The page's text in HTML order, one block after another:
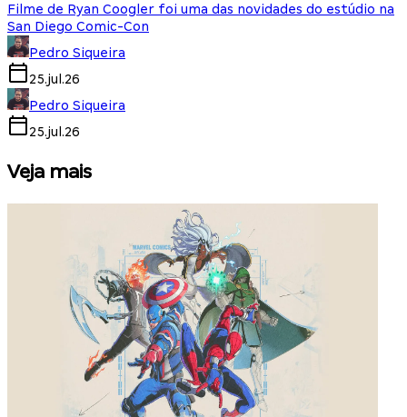
Filme de Ryan Coogler foi uma das novidades do estúdio na
San Diego Comic-Con
Pedro Siqueira
25.jul.26
Pedro Siqueira
25.jul.26
Veja mais